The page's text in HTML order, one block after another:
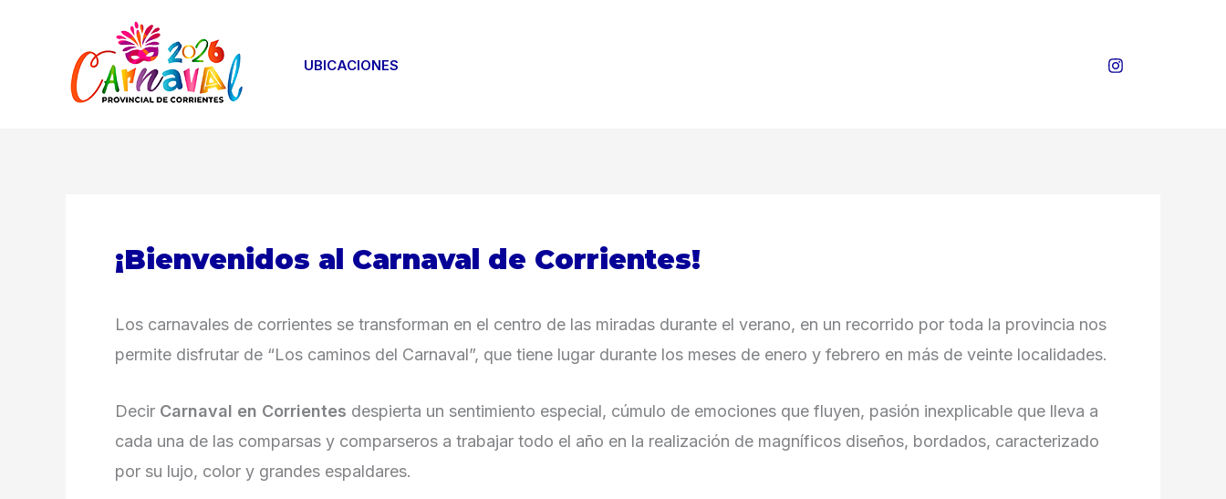
contenido
UBICACIONES
¡Bienvenidos al Carnaval de Corrientes!
Los carnavales de corrientes se transforman en el centro de las miradas durante el verano, en un recorrido por toda la provincia nos
permite disfrutar de “Los caminos del Carnaval”, que tiene lugar durante los meses de enero y febrero en más de veinte localidades.
Decir Carnaval en Corrientes despierta un sentimiento especial, cúmulo de emociones que fluyen, pasión inexplicable que lleva a
cada una de las comparsas y comparseros a trabajar todo el año en la realización de magníficos diseños, bordados, caracterizado
por su lujo, color y grandes espaldares.